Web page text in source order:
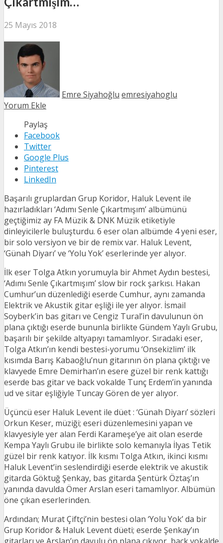
25 Mayıs 2018
Emre Siyahoğlu emresiyahoglu
Yorum Ekle
Paylaş
Facebook
Twitter
Google Plus
Pinterest
LinkedIn
Başarılı gruplardan Grup Koridor, Haluk Levent ile
hazırladıkları ‘Adımı Senle Çıkartmışım’ albümünü
geçtiğimiz ay FA Müzik & DNK Müzik etiketiyle
dinleyicilerle buluşturdu. 6 eser olan albümde 4 yeni eser,
bir solo versiyon ve bir de remix var. Haluk Levent,
‘Günah Diyarı’ ve ‘Yolu Yok’ eserlerinde yer alıyor.
İlk eser Tolga Atkın yorumuyla bir Ahmet Aydın bestesi,
‘Adımı Senle Çıkartmışım’ slow bir rock şarkısı. Hakan
Cumhur’un düzenlediği eserde Cumhur, aynı zamanda
Elektrik ve Akustik gitar eşliği ile yer alıyor. İsmail
Soyberk’in bas gitarı ve Cengiz Tural’in davulunun ön
plana çıktığı eserde bununla birlikte Gündem Yaylı Grubu,
başarılı bir şekilde altyapıyı tamamlıyor. Sıradaki eser,
Tolga Atkın’ın kendi bestesi-yorumu ‘Onsekizlim’ ilk
kısımda Barış Kabaoğlu’nun gitarının ön plana çıktığı ve
klavyede Emre Demirhan’ın esere güzel bir renk kattığı
eserde bas gitar ve back vokalde Tunç Erdem’in yanında
ud ve sitar eşliğiyle Tuncay Gören de yer alıyor.
Üçüncü eser Haluk Levent ile düet : ‘Günah Diyarı’ sözleri
Orkun Keser, müziği; eseri düzenlemesini yapan ve
klavyesiyle yer alan Ferdi Karameşe’ye ait olan eserde
Kempa Yaylı Grubu ile birlikte solo kemanıyla İlyas Tetik
güzel bir renk katıyor. İlk kısmı Tolga Atkın, ikinci kısmı
Haluk Levent’in seslendirdiği eserde elektrik ve akustik
gitarda Göktuğ Şenkay, bas gitarda Şentürk Öztaş’ın
yanında davulda Ömer Arslan eseri tamamlıyor. Albümün
öne çıkan eserlerinden.
Ardından; Murat Çiftçi’nin bestesi olan ‘Yolu Yok’ da bir
Grup Koridor & Haluk Levent düeti; eserde Şenkay’ın